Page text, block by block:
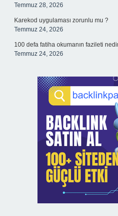
Temmuz 28, 2026
Karekod uygulaması zorunlu mu ?
Temmuz 24, 2026
100 defa fatiha okumanın fazileti
Temmuz 24, 2026